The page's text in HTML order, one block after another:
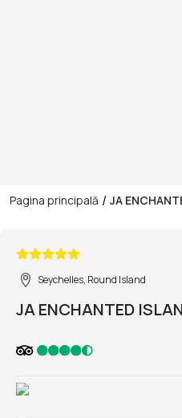
Pagina principală / JA
Seychelles, Round Island
JA ENCHANTED